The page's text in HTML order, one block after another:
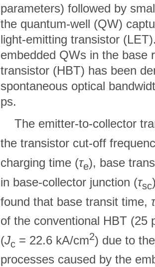
parameters) followed by
the quantum-well (QW)
light-emitting transistor
embedded QWs in the base
transistor (HBT) has been
spontaneous optical
ps.
The emitter-to-collector
the transistor cut-off
charging time (τe), base
in base-collector junction (τsc
found that base transit time, τ
of the conventional HBT (25
(Jc = 22.6 kA/cm2) due to
processes caused by the